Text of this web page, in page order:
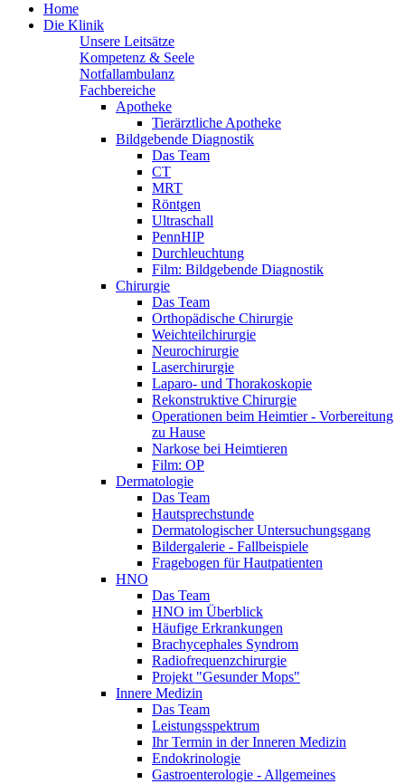
Home
Die Klinik
Unsere Leitsätze
Kompetenz & Seele
Notfallambulanz
Fachbereiche
Apotheke
Tierärztliche Apotheke
Bildgebende Diagnostik
Das Team
CT
MRT
Röntgen
Ultraschall
PennHIP
Durchleuchtung
Film: Bildgebende Diagnostik
Chirurgie
Das Team
Orthopädische Chirurgie
Weichteilchirurgie
Neurochirurgie
Laserchirurgie
Laparo- und Thorakoskopie
Rekonstruktive Chirurgie
Operationen beim Heimtier - Vorbereitung
zu Hause
Narkose bei Heimtieren
Film: OP
Dermatologie
Das Team
Hautsprechstunde
Dermatologischer Untersuchungsgang
Bildergalerie - Fallbeispiele
Fragebogen für Hautpatienten
HNO
Das Team
HNO im Überblick
Häufige Erkrankungen
Brachycephales Syndrom
Radiofrequenzchirurgie
Projekt "Gesunder Mops"
Innere Medizin
Das Team
Leistungsspektrum
Ihr Termin in der Inneren Medizin
Endokrinologie
Gastroenterologie - Allgemeines